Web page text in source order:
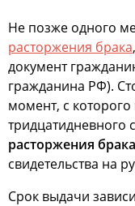
Не позже одного
расторжения брака
документ
гражданина РФ).
момент, с которого
тридцатидневного
расторжения брака
свидетельства на
Срок выдачи